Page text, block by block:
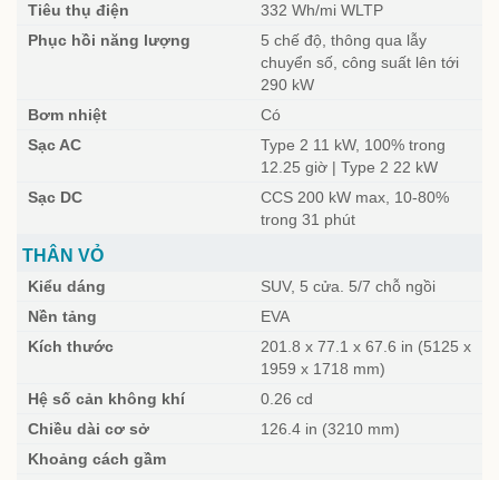
Tiêu thụ điện
332 Wh/mi WLTP
Phục hồi năng lượng
5 chế độ, thông qua lẫy
chuyển số, công suất lên tới
290 kW
Bơm nhiệt
Có
Sạc AC
Type 2 11 kW, 100% trong
12.25 giờ | Type 2 22 kW
Sạc DC
CCS 200 kW max, 10-80%
trong 31 phút
THÂN VỎ
Kiểu dáng
SUV, 5 cửa. 5/7 chỗ ngồi
Nền tảng
EVA
Kích thước
201.8 x 77.1 x 67.6 in (5125 x
1959 x 1718 mm)
Hệ số cản không khí
0.26 cd
Chiều dài cơ sở
126.4 in (3210 mm)
Khoảng cách gầm